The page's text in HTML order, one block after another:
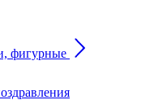
фигурные